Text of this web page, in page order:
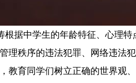
根据中学生的年龄特征、心理
理秩序的违法犯罪、网络违法
教育同学们树立正确的世界观